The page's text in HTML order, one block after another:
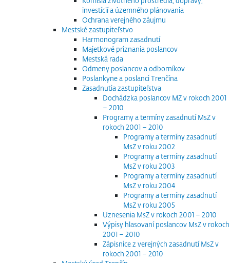
investícií a územného plánovania
Ochrana verejného záujmu
Mestské zastupiteľstvo
Harmonogram zasadnutí
Majetkové priznania poslancov
Mestská rada
Odmeny poslancov a odborníkov
Poslankyne a poslanci Trenčína
Zasadnutia zastupiteľstva
Dochádzka poslancov MZ v rokoch 2001
– 2010
Programy a termíny zasadnutí MsZ v
rokoch 2001 – 2010
Programy a termíny zasadnutí
MsZ v roku 2002
Programy a termíny zasadnutí
MsZ v roku 2003
Programy a termíny zasadnutí
MsZ v roku 2004
Programy a termíny zasadnutí
MsZ v roku 2005
Uznesenia MsZ v rokoch 2001 – 2010
Výpisy hlasovaní poslancov MsZ v rokoch
2001 – 2010
Zápisnice z verejných zasadnutí MsZ v
rokoch 2001 – 2010